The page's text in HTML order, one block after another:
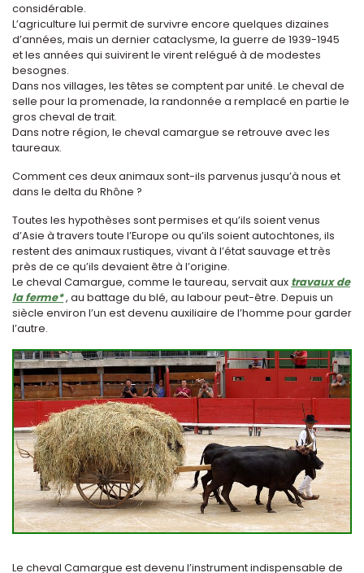
considérable.
L’agriculture lui permit de survivre encore quelques dizaines
d’années, mais un dernier cataclysme, la guerre de 1939-1945
et les années qui suivirent le virent relégué à de modestes
besognes.
Dans nos villages, les têtes se comptent par unité. Le cheval de
selle pour la promenade, la randonnée a remplacé en partie le
gros cheval de trait.
Dans notre région, le cheval camargue se retrouve avec les
taureaux.
Comment ces deux animaux sont-ils parvenus jusqu’à nous et
dans le delta du Rhône ?
Toutes les hypothèses sont permises et qu’ils soient venus
d’Asie à travers toute l’Europe ou qu’ils soient autochtones, ils
restent des animaux rustiques, vivant à l’état sauvage et très
près de ce qu’ils devaient être à l’origine.
Le cheval Camargue, comme le taureau, servait aux travaux de
la ferme*, au battage du blé, au labour peut-être. Depuis un
siècle environ l’un est devenu auxiliaire de l’homme pour garder
l’autre.
Le cheval Camargue est devenu l’instrument indispensable de